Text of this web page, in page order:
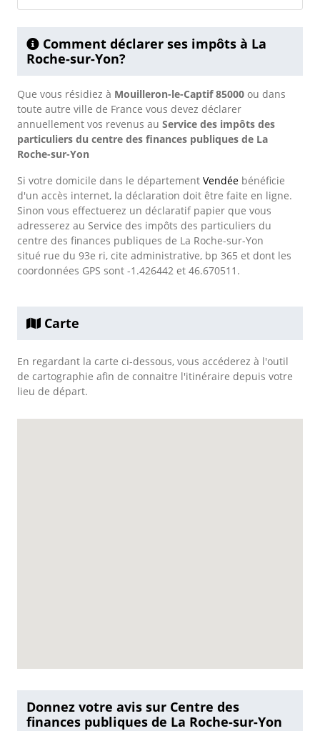
Comment déclarer ses impôts à La
Roche-sur-Yon?
Que vous résidiez à Mouilleron-le-Captif 85000 ou dans
toute autre ville de France vous devez déclarer
annuellement vos revenus au Service des impôts des
particuliers du centre des finances publiques de La
Roche-sur-Yon
Si votre domicile dans le département Vendée bénéficie
d'un accès internet, la déclaration doit être faite en ligne.
Sinon vous effectuerez un déclaratif papier que vous
adresserez au Service des impôts des particuliers du
centre des finances publiques de La Roche-sur-Yon
situé rue du 93e ri, cite administrative, bp 365 et dont les
coordonnées GPS sont -1.426442 et 46.670511.
Carte
En regardant la carte ci-dessous, vous accéderez à l'outil
de cartographie afin de connaitre l'itinéraire depuis votre
lieu de départ.
Donnez votre avis sur Centre des
finances publiques de La Roche-sur-Yon